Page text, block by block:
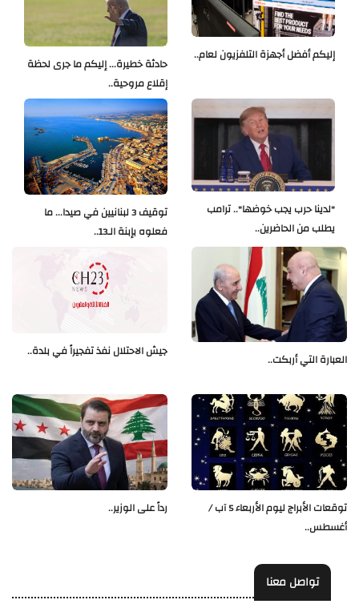
حادثة خطيرة... إليكم ما جرى لحظة
إقلاع مروحية..
إليكم أفضل أجهزة التلفزيون لعام..
توقيف 3 لبنانيين في صيدا... ما
فعلوه بإبنة الـ13..
"لدينا حرب يجب خوضها".. ترامب
يطلب من الحاضرين..
جيش الاحتلال نفذ تفجيراً في بلدة.. العبارة التي أربكت..
رداً على الوزير..
توقعات الأبراج ليوم الأربعاء 5 آب /
أغسطس..
تواصل معنا